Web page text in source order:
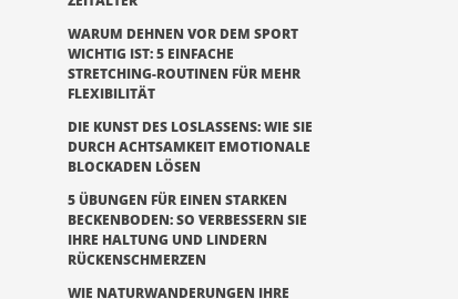
WARUM DEHNEN VOR DEM SPORT
WICHTIG IST: 5 EINFACHE
STRETCHING-ROUTINEN FÜR MEHR
FLEXIBILITÄT
DIE KUNST DES LOSLASSENS: WIE SIE
DURCH ACHTSAMKEIT EMOTIONALE
BLOCKADEN LÖSEN
5 ÜBUNGEN FÜR EINEN STARKEN
BECKENBODEN: SO VERBESSERN SIE
IHRE HALTUNG UND LINDERN
RÜCKENSCHMERZEN
WIE NATURWANDERUNGEN IHRE